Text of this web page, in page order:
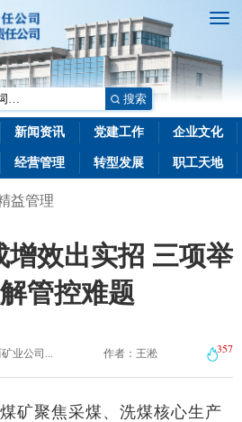
搜索
新闻资讯 党建工作 企业文化
经营管理 转型发展 职工天地
益管理
增效出实招 三项举
管控难题
业公司... 作者：王淞 357
矿聚焦采煤、洗煤核心生产